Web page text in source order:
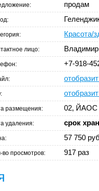
продам
Красота/
лицо:
+7-918-
размещения: 02, ЙАОС
удаления: срок
57 750
во просмотров: 917 раз